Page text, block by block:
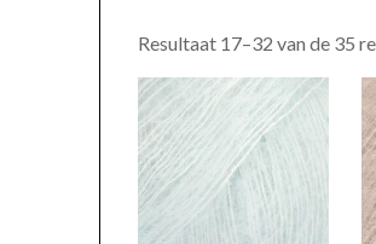
Resultaat 17–32 van de 35